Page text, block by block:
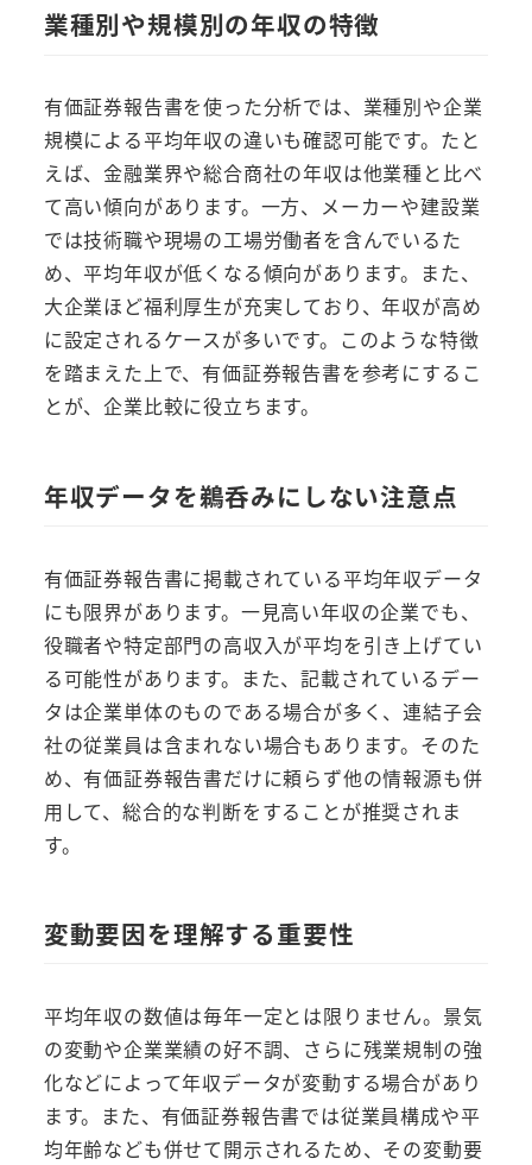
業種別や規模別の年収の特徴
有価証券報告書を使った分析では、業種別や企業
規模による平均年収の違いも確認可能です。たと
えば、金融業界や総合商社の年収は他業種と比べ
て高い傾向があります。一方、メーカーや建設業
では技術職や現場の工場労働者を含んでいるた
め、平均年収が低くなる傾向があります。また、
大企業ほど福利厚生が充実しており、年収が高め
に設定されるケースが多いです。このような特徴
を踏まえた上で、有価証券報告書を参考にするこ
とが、企業比較に役立ちます。
年収データを鵜呑みにしない注意点
有価証券報告書に掲載されている平均年収データ
にも限界があります。一見高い年収の企業でも、
役職者や特定部門の高収入が平均を引き上げてい
る可能性があります。また、記載されているデー
タは企業単体のものである場合が多く、連結子会
社の従業員は含まれない場合もあります。そのた
め、有価証券報告書だけに頼らず他の情報源も併
用して、総合的な判断をすることが推奨されま
す。
変動要因を理解する重要性
平均年収の数値は毎年一定とは限りません。景気
の変動や企業業績の好不調、さらに残業規制の強
化などによって年収データが変動する場合があり
ます。また、有価証券報告書では従業員構成や平
均年齢なども併せて開示されるため、その変動要